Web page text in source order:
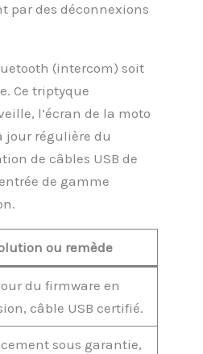
par des déconnexions
(intercom) soit
Ce triptyque
l’écran de la moto
jour régulière du
de câbles USB de
de gamme
ou remède
du firmware en
câble USB certifié.
sous garantie,